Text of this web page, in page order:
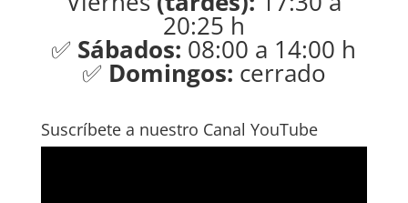
20:25 h
✅ Sábados: 08:00 a 14:00 h
✅ Domingos: cerrado
Suscríbete a nuestro Canal YouTube